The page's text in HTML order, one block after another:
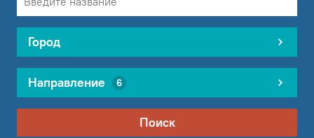
Город
Направление 6
Поиск